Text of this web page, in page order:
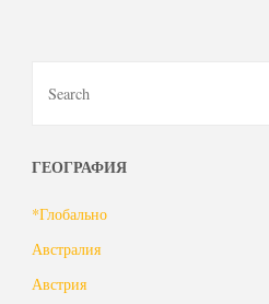
ГЕОГРАФИЯ
*Глобально
Австралия
Австрия